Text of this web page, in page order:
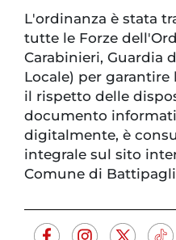
L'ordinanza è stata
tutte le Forze
Carabinieri, Guardia
Locale) per
il rispetto delle
documento
digitalmente, è
integrale sul sito
Comune di